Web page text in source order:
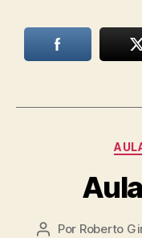
Autor
Por Roberto